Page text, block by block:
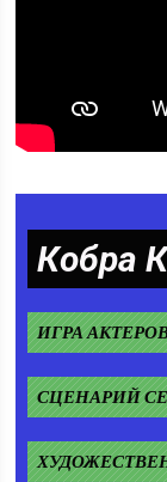
Кобра
ИГРА АКТЕРОВ
СЦЕНАРИЙ